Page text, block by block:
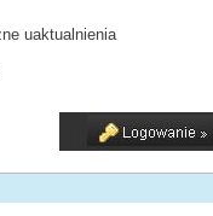
uaktualnienia